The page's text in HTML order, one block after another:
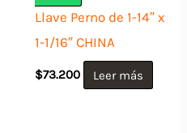
Llave Perno de 1-14″ x
1-1/16″ CHINA
$73.200 Leer más